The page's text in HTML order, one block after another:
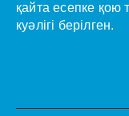
қайта есепке
куәлігі берілген.